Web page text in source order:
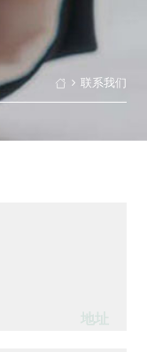
 联系我们
地址